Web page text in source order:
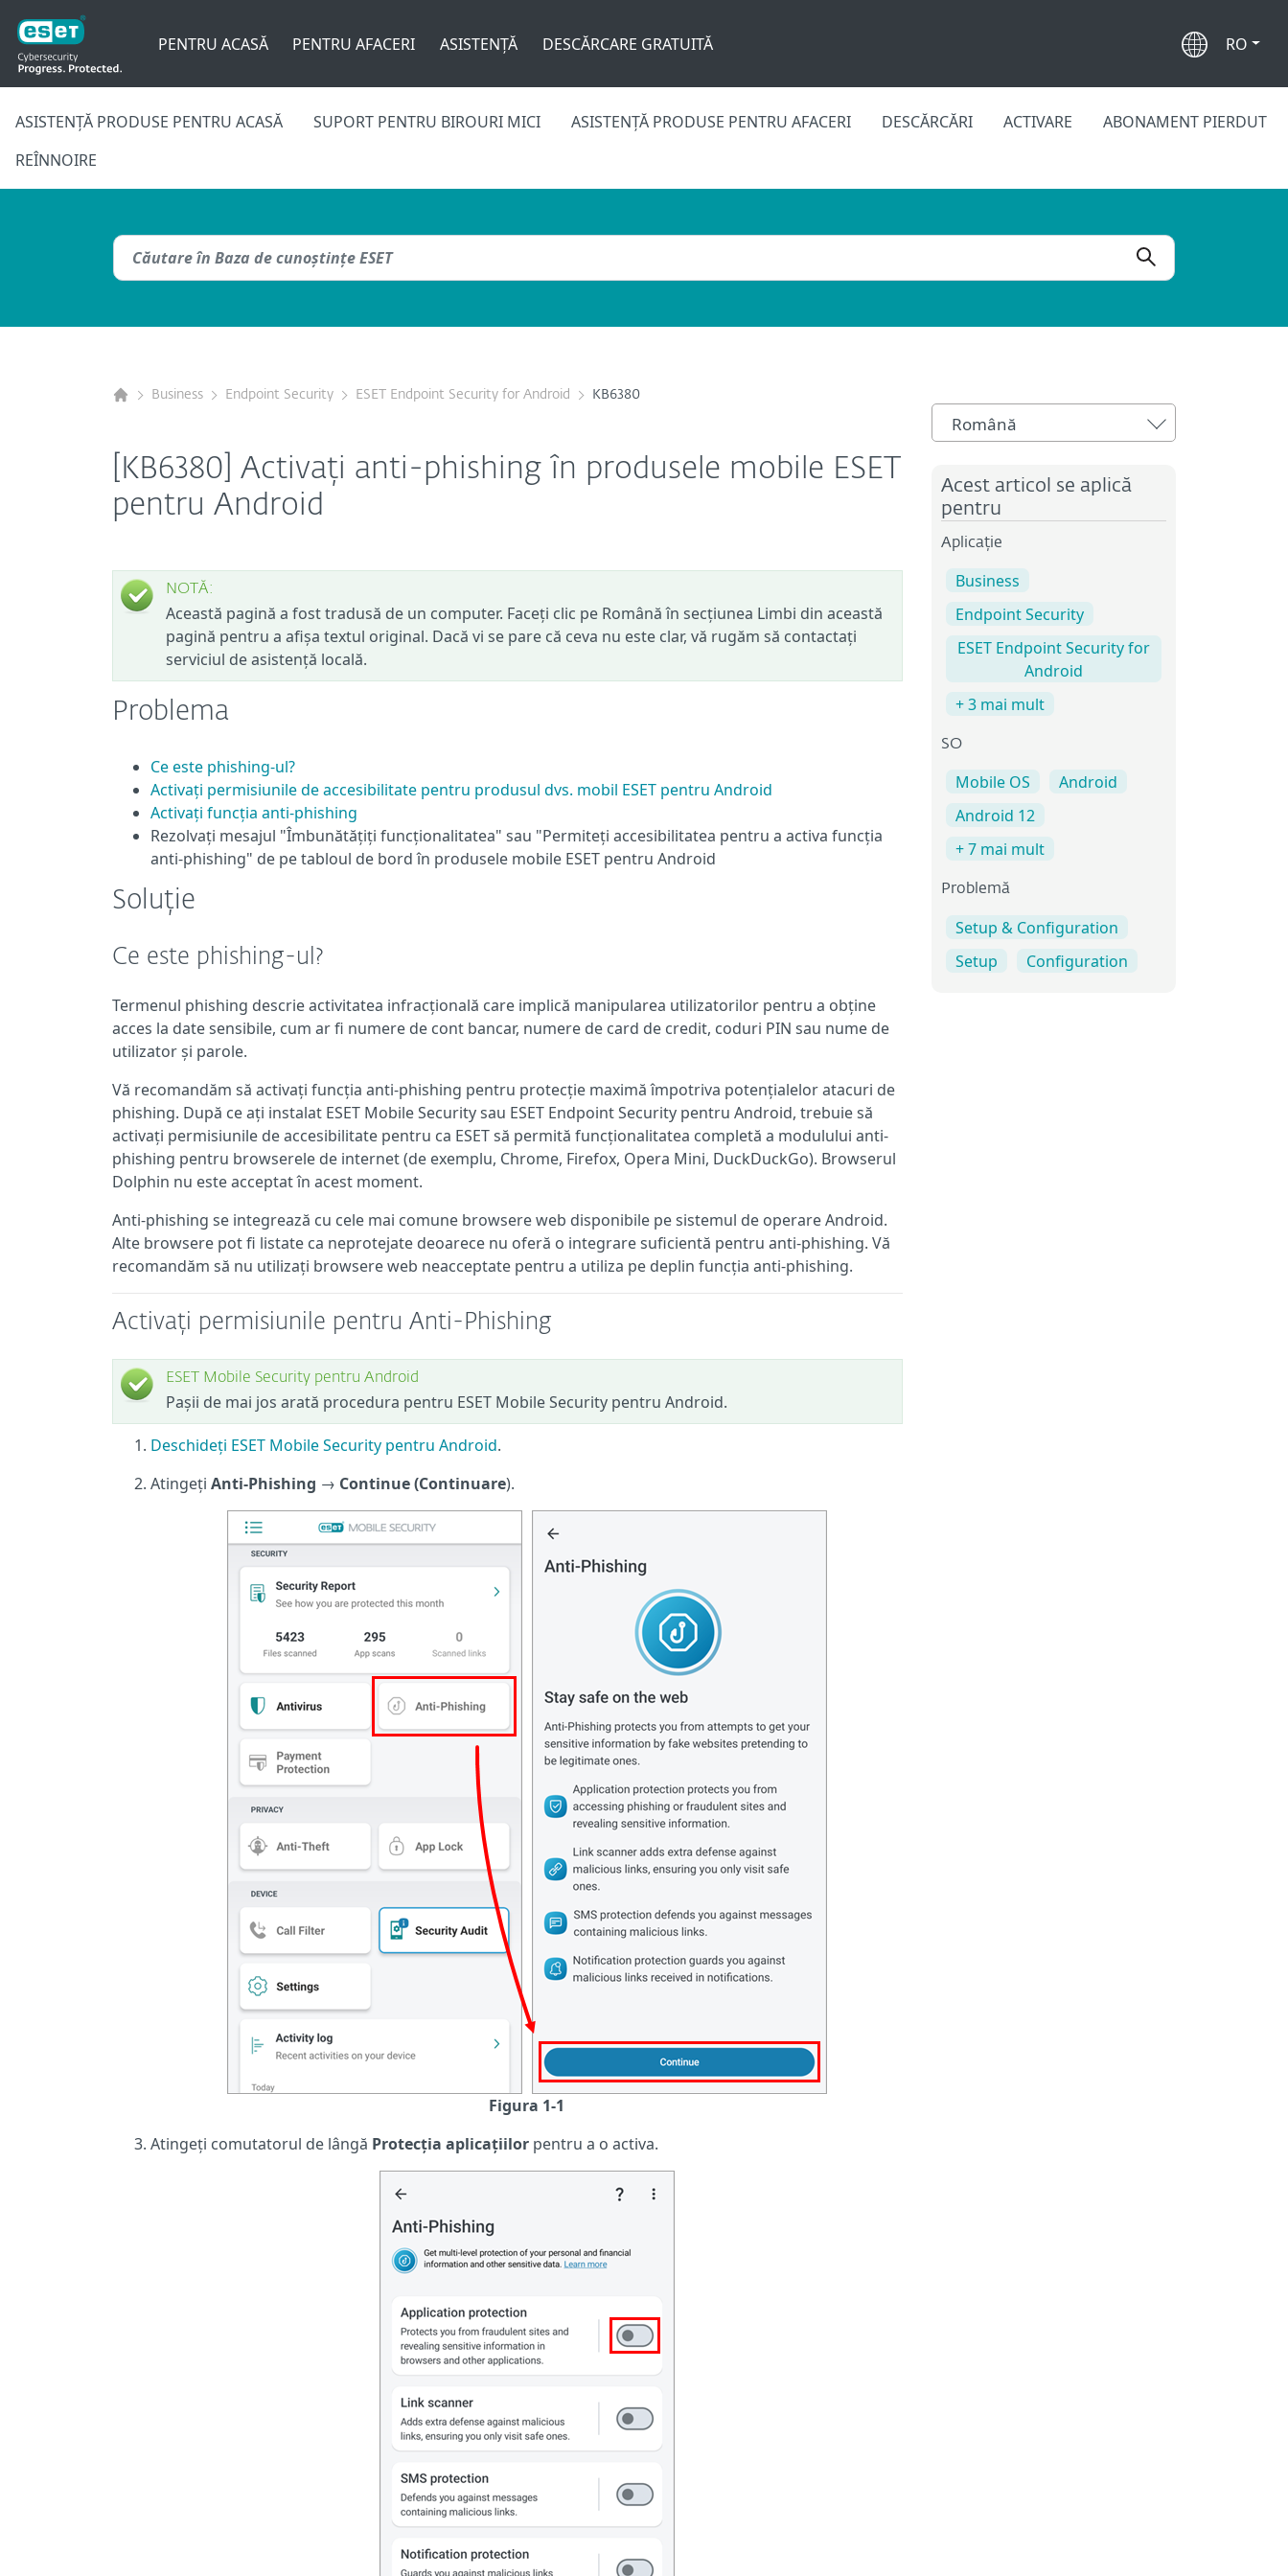
PENTRU ACASĂ PENTRU AFACERI ASISTENȚĂ DESCĂRCARE GRATUITĂ RO
ASISTENȚĂ PRODUSE PENTRU ACASĂ SUPORT PENTRU BIROURI MICI ASISTENȚĂ PRODUSE PENTRU AFACERI DESCĂRCĂRI ACTIVARE
ABONAMENT PIERDUT
REÎNNOIRE
Business Endpoint Security ESET Endpoint Security for Android KB6380
[KB6380] Activați anti-phishing în produsele mobile ESET
pentru Android
NOTĂ:
Această pagină a fost tradusă de un computer. Faceți clic pe Română în secțiunea Limbi din această
pagină pentru a afișa textul original. Dacă vi se pare că ceva nu este clar, vă rugăm să contactați
serviciul de asistență locală.
Problema
Ce este phishing-ul?
Activați permisiunile de accesibilitate pentru produsul dvs. mobil ESET pentru Android
Activați funcția anti-phishing
Rezolvați mesajul "Îmbunătățiți funcționalitatea" sau "Permiteți accesibilitatea pentru a activa funcția
anti-phishing" de pe tabloul de bord în produsele mobile ESET pentru Android
Soluție
Ce este phishing-ul?
Termenul phishing descrie activitatea infracțională care implică manipularea utilizatorilor pentru a obține
acces la date sensibile, cum ar fi numere de cont bancar, numere de card de credit, coduri PIN sau nume de
utilizator și parole.
Vă recomandăm să activați funcția anti-phishing pentru protecție maximă împotriva potențialelor atacuri de
phishing. După ce ați instalat ESET Mobile Security sau ESET Endpoint Security pentru Android, trebuie să
activați permisiunile de accesibilitate pentru ca ESET să permită funcționalitatea completă a modulului anti-
phishing pentru browserele de internet (de exemplu, Chrome, Firefox, Opera Mini, DuckDuckGo). Browserul
Dolphin nu este acceptat în acest moment.
Anti-phishing se integrează cu cele mai comune browsere web disponibile pe sistemul de operare Android.
Alte browsere pot fi listate ca neprotejate deoarece nu oferă o integrare suficientă pentru anti-phishing. Vă
recomandăm să nu utilizați browsere web neacceptate pentru a utiliza pe deplin funcția anti-phishing.
Activați permisiunile pentru Anti-Phishing
ESET Mobile Security pentru Android
Pașii de mai jos arată procedura pentru ESET Mobile Security pentru Android.
Deschideți ESET Mobile Security pentru Android.
Atingeți Anti-Phishing → Continue (Continuare).
Figura 1-1
Atingeți comutatorul de lângă Protecția aplicațiilor pentru a o activa.
Română
Acest articol se aplică
pentru
Aplicație
Business
Endpoint Security
ESET Endpoint Security for
Android
+ 3 mai mult
SO
Mobile OS
Android
Android 12
+ 7 mai mult
Problemă
Setup & Configuration
Setup
Configuration